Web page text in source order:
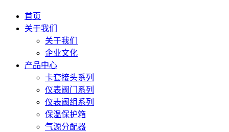
首页
关于我们
关于我们
企业文化
产品中心
卡套接头系列
仪表阀门系列
仪表阀组系列
保温保护箱
气源分配器